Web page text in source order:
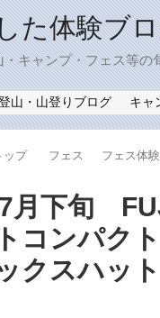
た体験ブ
キャンプ・フェス等の
山・山登りブログ キャ
ップ フェス フェス体
月下旬
コンパ
クスハッ